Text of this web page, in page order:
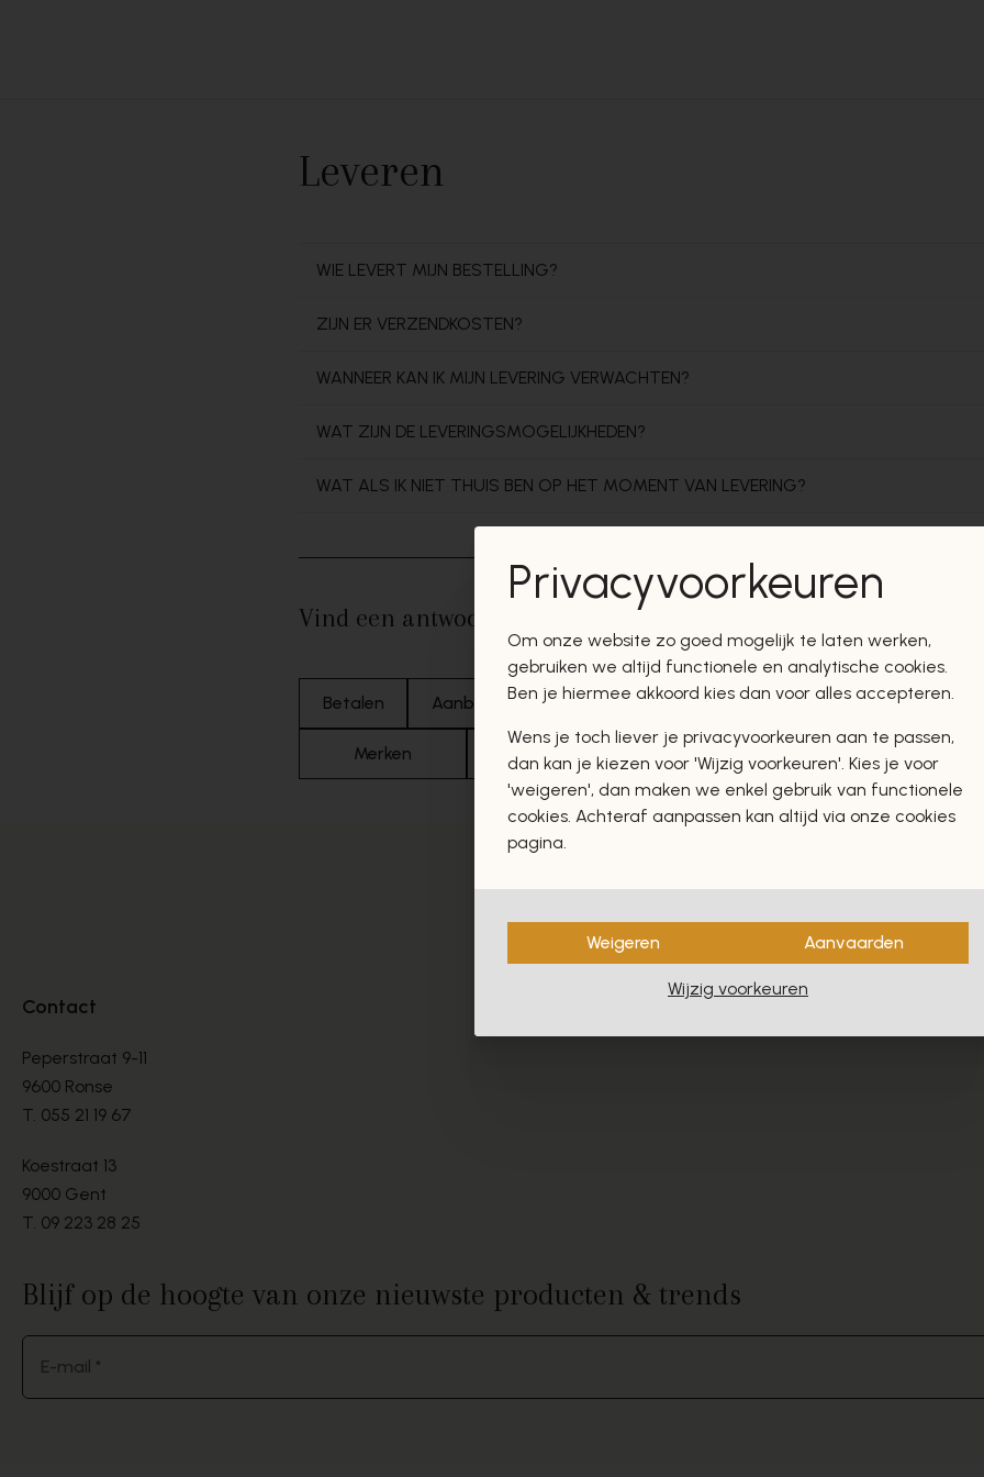
Leveren
WIE LEVERT MIJN BESTELLING?
ZIJN ER VERZENDKOSTEN?
WANNEER KAN IK MIJN LEVERING VERWACHTEN?
WAT ZIJN DE LEVERINGSMOGELIJKHEDEN?
WAT ALS IK NIET THUIS BEN OP HET MOMENT VAN LEVERING?
Vind een antwoord in deze rubrieken
Betalen Aanbod Retourneren Algemene informatie Onze
Merken Bestellen Cadeaubonnen & promoties
Contact
Peperstraat 9-11
9600 Ronse
T. 055 21 19 67
Koestraat 13
9000 Gent
T. 09 223 28 25
Blijf op de hoogte van onze nieuwste producten & trends
E-mail *
Privacyvoorkeuren
Om onze website zo goed mogelijk te laten werken,
gebruiken we altijd functionele en analytische cookies.
Ben je hiermee akkoord kies dan voor alles accepteren.
Wens je toch liever je privacyvoorkeuren aan te passen,
dan kan je kiezen voor 'Wijzig voorkeuren'. Kies je voor
'weigeren', dan maken we enkel gebruik van functionele
cookies. Achteraf aanpassen kan altijd via onze cookies
pagina.
Weigeren Aanvaarden
Wijzig voorkeuren